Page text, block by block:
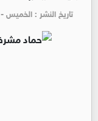
تاريخ النشر : الخميس - pm 05:16 | 2026-06-11